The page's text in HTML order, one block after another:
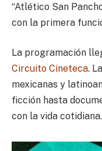
“Atlético San
con la primera
La programación
Circuito Cineteca.
mexicanas y
ficción hasta
con la vida cotidiana.